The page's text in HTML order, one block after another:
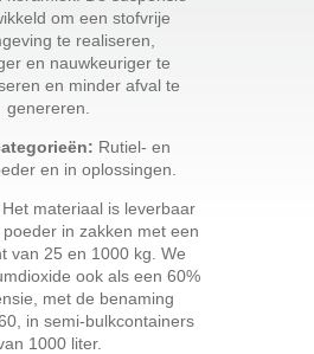
om een stofvrije
te realiseren,
en nauwkeuriger te
en minder afval te
genereren.
Rutiel- en
en in oplossingen.
Het materiaal is leverbaar
in zakken met een
van 25 en 1000 kg. We
ook als een 60%
met de benaming
in semi-bulkcontainers
1000 liter.